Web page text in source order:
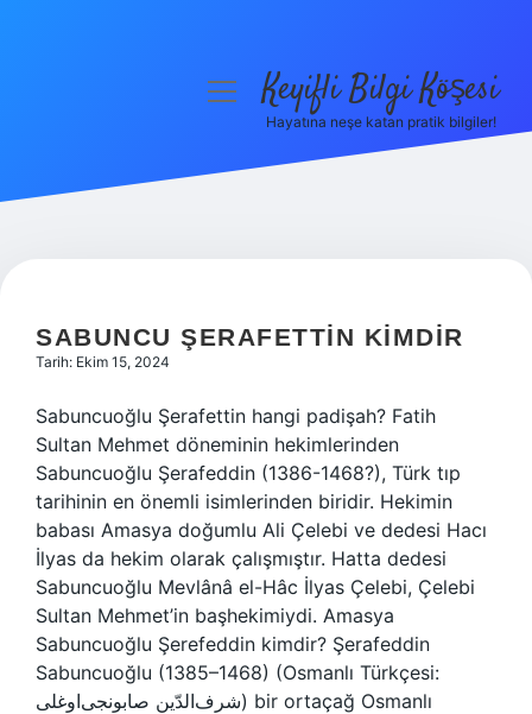
Hakkımızda
menüyüKeyifli Bilgi Köşesi
Hayatına neşe katan pratik bilgiler!
BILGI
KÖŞESI
YAZILAR
SABUNCU ŞERAFETTIN KIMDIR
Tarih: Ekim 15, 2024
Sabuncuoğlu Şerafettin hangi padişah? Fatih
Sultan Mehmet döneminin hekimlerinden
Sabuncuoğlu Şerafeddin (1386-1468?), Türk tıp
tarihinin en önemli isimlerinden biridir. Hekimin
babası Amasya doğumlu Ali Çelebi ve dedesi Hacı
İlyas da hekim olarak çalışmıştır. Hatta dedesi
Sabuncuoğlu Mevlânâ el-Hâc İlyas Çelebi, Çelebi
Sultan Mehmet’in başhekimiydi. Amasya
Sabuncuoğlu Şerefeddin kimdir? Şerafeddin
Sabuncuoğlu (1385–1468) (Osmanlı Türkçesi:
شرف‌الدّین صابونجی‌اوغلی) bir ortaçağ Osmanlı